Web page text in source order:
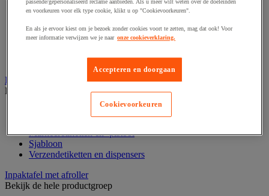
Envelop en verzendhoes
Golfsdoos
Houten kist
Verzenddoos en -koker
Etiketten en markering
Bekijk de hele productgroep
Markeeretiketten en -pistool
Sjabloon
Verzendetiketten en dispensers
Inpaktafel met afroller
Bekijk de hele productgroep
passende/gepersonaliseerd reclame aanbieden. Als u meer wilt weten over de doeleinden
en voorkeuren voor elk type cookie, klikt u op "Cookievoorkeuren".
En als je ervoor kiest om je bezoek zonder cookies voort te zetten, mag dat ook! Voor
meer informatie verwijzen we je naar onze cookieverklaring.
Accepteren en doorgaan
Cookievoorkeuren